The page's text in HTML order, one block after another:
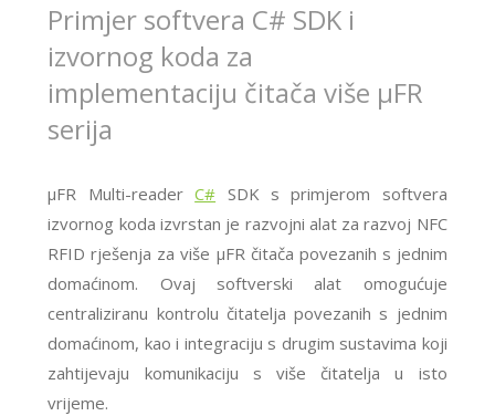
Primjer softvera C# SDK i
izvornog koda za
implementaciju čitača više μFR
serija
μFR Multi-readerC# SDK s primjerom softvera
izvornog koda izvrstan je razvojni alat za razvoj NFC
RFID rješenja za više μFR čitača povezanih s jednim
domaćinom. Ovaj softverski alat omogućuje
centraliziranu kontrolu čitatelja povezanih s jednim
domaćinom, kao i integraciju s drugim sustavima koji
zahtijevaju komunikaciju s više čitatelja u isto
vrijeme.